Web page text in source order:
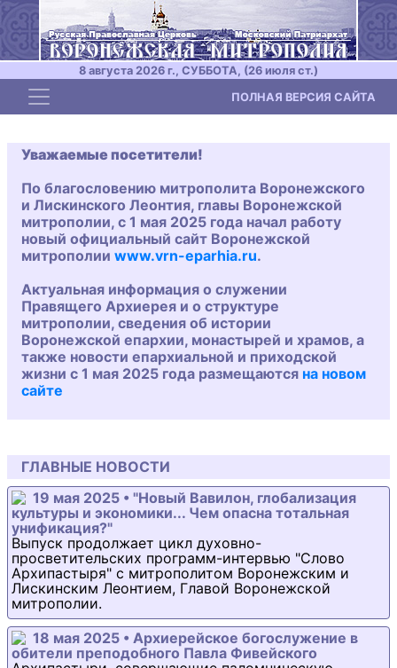
8 августа 2026 г., СУББОТА, (26 июля ст.)
Toggle navigation ПОЛНАЯ ВЕРСИЯ САЙТА
Уважаемые посетители!
По благословению митрополита Воронежского
и Лискинского Леонтия, главы Воронежской
митрополии, с 1 мая 2025 года начал работу
новый официальный сайт Воронежской
митрополии www.vrn-eparhia.ru.
Актуальная информация о служении
Правящего Архиерея и о структуре
митрополии, сведения об истории
Воронежской епархии, монастырей и храмов, а
также новости епархиальной и приходской
жизни с 1 мая 2025 года размещаются на новом
сайте
ГЛАВНЫЕ НОВОСТИ
19 мая 2025 • "Новый Вавилон, глобализация
культуры и экономики... Чем опасна тотальная
унификация?"
Выпуск продолжает цикл духовно-
просветительских программ-интервью "Слово
Архипастыря" с митрополитом Воронежским и
Лискинским Леонтием, Главой Воронежской
митрополии.
18 мая 2025 • Архиерейское богослужение в
обители преподобного Павла Фивейского